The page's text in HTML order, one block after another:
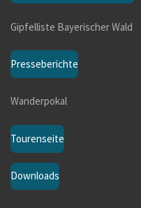
Gipfelliste Bayerischer Wald
Presseberichte
Wanderpokal
Tourenseite
Downloads